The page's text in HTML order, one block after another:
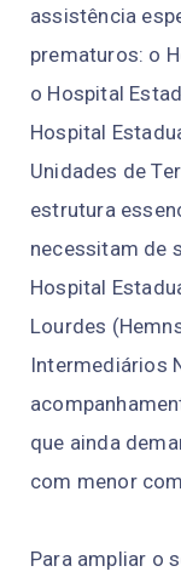
assistência
prematuros: o
o Hospital
Hospital
Unidades de
estrutura
necessitam de
Hospital
Lourdes
Intermediários
que ainda
com menor
Para ampliar o